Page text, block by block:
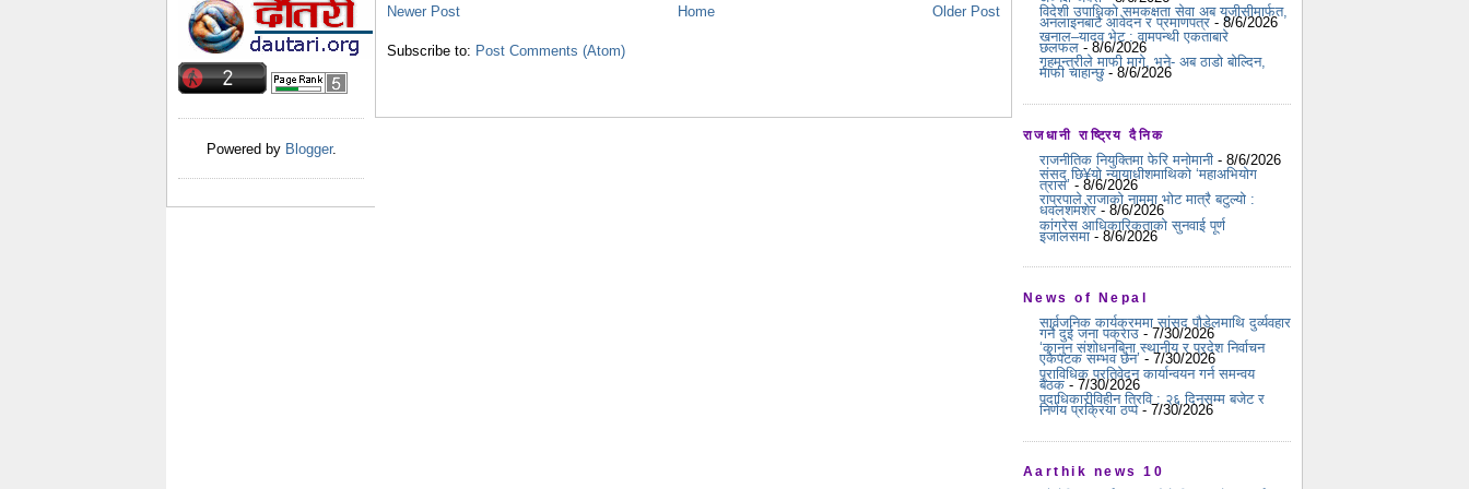
Powered by Blogger.
Newer Post Older Post
Home
Subscribe to: Post Comments (Atom)
विदेशी उपाधिको समकक्षता सेवा अब यूजीसीमार्फत,
अनलाइनबाटै आवेदन र प्रमाणपत्र - 8/6/2026
खनाल–यादव भेट : वामपन्थी एकताबारे
छलफल - 8/6/2026
गृहमन्त्रीले माफी मागे, भने- अब ठाडो बोल्दिन,
माफी चाहान्छु- 8/6/2026
राजधानी राष्ट्रिय दैनिक
राजनीतिक नियुक्तिमा फेरि मनोमानी - 8/6/2026
संसद् छि¥यो न्यायाधीशमाथिको ‘महाअभियोग
त्रास’ - 8/6/2026
राप्रपाले राजाको नाममा भोट मात्रै बटुल्यो :
धवलशमशेर - 8/6/2026
कांग्रेस आधिकारिकताको सुनवाई पूर्ण
इजालसमा- 8/6/2026
News of Nepal
सार्वजनिक कार्यक्रममा सांसद पौडेलमाथि दुर्व्यवहार
गर्ने दुई जना पक्राउ - 7/30/2026
‘कानुन संशोधनबिना स्थानीय र प्रदेश निर्वाचन
एकैपटक सम्भव छैन’ - 7/30/2026
प्राविधिक प्रतिवेदन कार्यान्वयन गर्न समन्वय
बैठक- 7/30/2026
पदाधिकारीविहीन त्रिवि : २६ दिनसम्म बजेट र
निर्णय प्रक्रिया ठप्प- 7/30/2026
Aarthik news 10